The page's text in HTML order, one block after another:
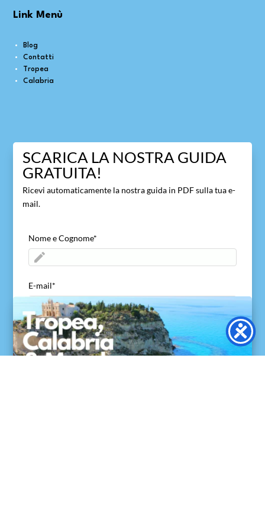
Link Menù
Blog
Contatti
Tropea
Calabria
SCARICA LA NOSTRA GUIDA
GRATUITA!
Ricevi automaticamente la nostra guida in PDF sulla tua e-
mail.
Nome e Cognome*
E-mail*
ACCETTO di inviare il mio nome ed e-mail
Acconsento a viaggivacanzecalabria.com alla